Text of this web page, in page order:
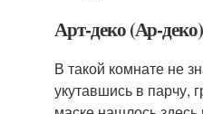
Арт-деко (Ар-деко)
В такой комнате не
укутавшись в парчу,